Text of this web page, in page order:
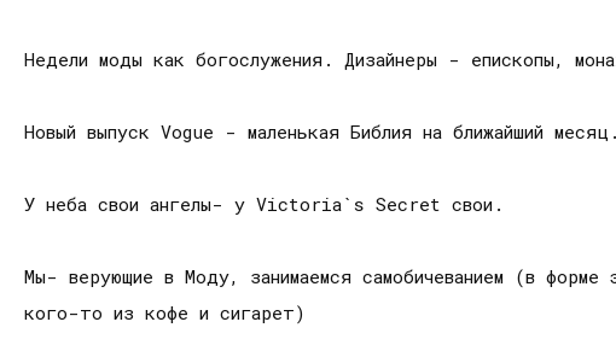
Недели моды как богослужения. Дизайнеры - епископы,
Новый выпуск Vogue - маленькая Библия на ближайший месяц.
У неба свои ангелы- у Victoria`s Secret свои.
Мы- верующие в Моду, занимаемся самобичеванием (в
кого-то из кофе и сигарет)